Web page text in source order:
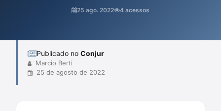
punitivismo e autoritarismo, especialmente contra os mais
25 ago. 2022 4 acessos
Publicado no Conjur
Marcio Berti
25 de agosto de 2022